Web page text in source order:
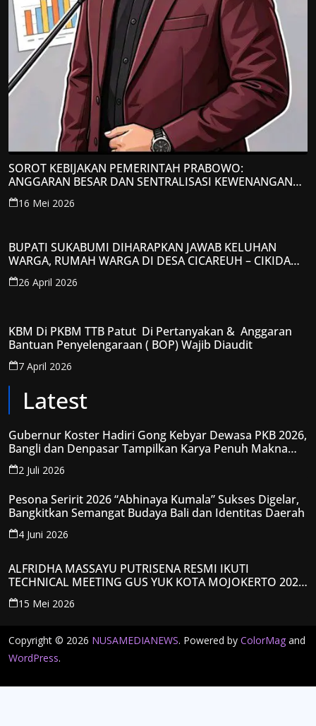
SOROT KEBIJAKAN PEMERINTAH PRABOWO:
ANGGARAN BESAR DAN SENTRALISASI KEWENANGAN
JADI PERHATIAN; LPP-TIPIKOR RI BERIKAN TANGGAPAN
KRITIS
16 Mei 2026
BUPATI SUKABUMI DIHARAPKAN JAWAB KELUHAN
WARGA, RUMAH WARGA DI DESA CICAREUH – CIKIDANG
DIAMBRUKAN
26 April 2026
KBM Di PKBM TTB Patut Di Pertanyakan & Anggaran
Bantuan Penyelengaraan ( BOP) Wajib Diaudit
7 April 2026
Latest
Gubernur Koster Hadiri Gong Kebyar Dewasa PKB 2026,
Bangli dan Denpasar Tampilkan Karya Penuh Makna
Spiritual
2 Juli 2026
Pesona Seririt 2026 “Abhinaya Kumala” Sukses Digelar,
Bangkitkan Semangat Budaya Bali dan Identitas Daerah
4 Juni 2026
ALFRIDHA MASSAYU PUTRISENA RESMI IKUTI
TECHNICAL MEETING GUS YUK KOTA MOJOKERTO 2026,
KANTONGI NOMOR PESERTA Y008
15 Mei 2026
Copyright © 2026 NUSAMEDIANEWS. Powered by ColorMag and
WordPress.